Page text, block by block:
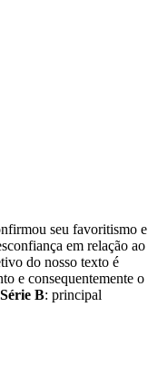
seu favoritismo e
em relação ao
do nosso texto é
e consequentemente o
Série B: principal